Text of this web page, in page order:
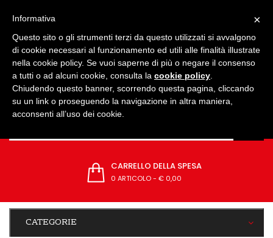
CARRELLO DELLA SPESA
0 ARTICOLO- € 0,00
CATEGORIE
×
Informativa
Questo sito o gli strumenti terzi da questo utilizzati si avvalgono
di cookie necessari al funzionamento ed utili alle finalità illustrate
nella cookie policy. Se vuoi saperne di più o negare il consenso
a tutti o ad alcuni cookie, consulta la cookie policy
Chiudendo questo banner, scorrendo questa pagina, cliccando
su un link o proseguendo la navigazione in altra maniera,
acconsenti all’uso dei cookie.